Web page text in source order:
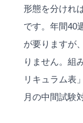
形態を分けれ
です。年間40
が要りますが
りません。組
リキュラム表
月の中間試験